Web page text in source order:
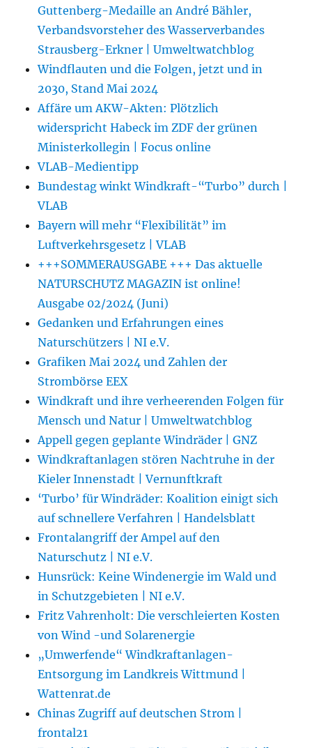
Guttenberg-Medaille an André Bähler,
Verbandsvorsteher des Wasserverbandes
Strausberg-Erkner | Umweltwatchblog
Windflauten und die Folgen, jetzt und in
2030, Stand Mai 2024
Affäre um AKW-Akten: Plötzlich
widerspricht Habeck im ZDF der grünen
Ministerkollegin | Focus online
VLAB-Medientipp
Bundestag winkt Windkraft-“Turbo” durch |
VLAB
Bayern will mehr “Flexibilität” im
Luftverkehrsgesetz | VLAB
+++SOMMERAUSGABE +++ Das aktuelle
NATURSCHUTZ MAGAZIN ist online!
Ausgabe 02/2024 (Juni)
Gedanken und Erfahrungen eines
Naturschützers | NI e.V.
Grafiken Mai 2024 und Zahlen der
Strombörse EEX
Windkraft und ihre verheerenden Folgen für
Mensch und Natur | Umweltwatchblog
Appell gegen geplante Windräder | GNZ
Windkraftanlagen stören Nachtruhe in der
Kieler Innenstadt | Vernunftkraft
‘Turbo’ für Windräder: Koalition einigt sich
auf schnellere Verfahren | Handelsblatt
Frontalangriff der Ampel auf den
Naturschutz | NI e.V.
Hunsrück: Keine Windenergie im Wald und
in Schutzgebieten | NI e.V.
Fritz Vahrenholt: Die verschleierten Kosten
von Wind -und Solarenergie
„Umwerfende“ Windkraftanlagen-
Entsorgung im Landkreis Wittmund |
Wattenrat.de
Chinas Zugriff auf deutschen Strom |
frontal21